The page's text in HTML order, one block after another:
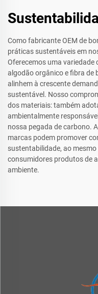
Como fabricante OEM de
práticas sustentáveis em
Oferecemos uma variedade
algodão orgânico e fibra de
alinhem à crescente
sustentável. Nosso
dos materiais: também
ambientalmente
nossa pegada de carbono.
marcas podem promover
sustentabilidade, ao
consumidores produtos de
ambiente.